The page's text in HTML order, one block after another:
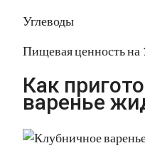
Углеводы
Пищевая ценность на
Как
варенье